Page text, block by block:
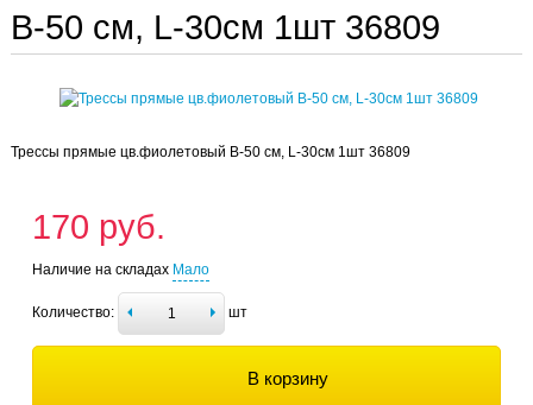
Контакты
B-50 см, L-30см 1шт 36809
Трессы прямые цв.фиолетовый B-50 см, L-30см 1шт 36809
170 руб.
Наличие на складах Мало
Количество: шт
В корзину